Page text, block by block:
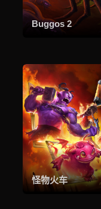
Buggos 2
怪物火车